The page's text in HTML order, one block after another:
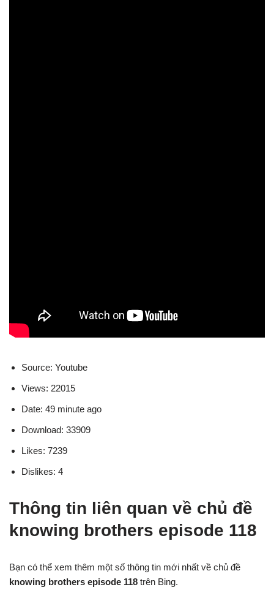
Source: Youtube
Views: 22015
Date: 49 minute ago
Download: 33909
Likes: 7239
Dislikes: 4
Thông tin liên quan về chủ đề
knowing brothers episode 118
Bạn có thể xem thêm một số thông tin mới nhất về chủ đề
knowing brothers episode 118 trên Bing.